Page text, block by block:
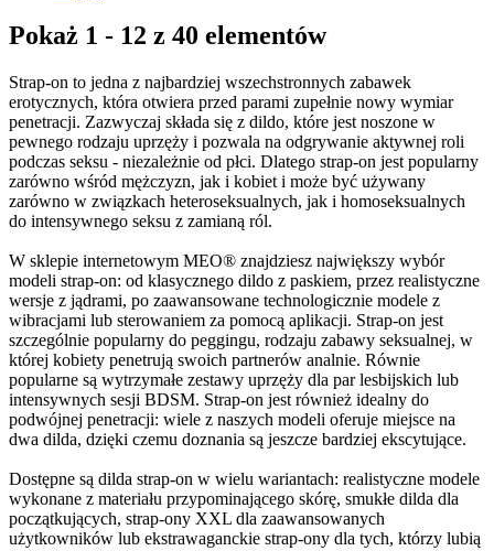
Pokaż 1 - 12 z 40 elementów
Strap-on to jedna z najbardziej wszechstronnych zabawek
erotycznych, która otwiera przed parami zupełnie nowy wymiar
penetracji. Zazwyczaj składa się z dildo, które jest noszone w
pewnego rodzaju uprzęży i pozwala na odgrywanie aktywnej roli
podczas seksu - niezależnie od płci. Dlatego strap-on jest popularny
zarówno wśród mężczyzn, jak i kobiet i może być używany
zarówno w związkach heteroseksualnych, jak i homoseksualnych
do intensywnego seksu z zamianą ról.
W sklepie internetowym MEO® znajdziesz największy wybór
modeli strap-on: od klasycznego dildo z paskiem, przez realistyczne
wersje z jądrami, po zaawansowane technologicznie modele z
wibracjami lub sterowaniem za pomocą aplikacji. Strap-on jest
szczególnie popularny do peggingu, rodzaju zabawy seksualnej, w
której kobiety penetrują swoich partnerów analnie. Równie
popularne są wytrzymałe zestawy uprzęży dla par lesbijskich lub
intensywnych sesji BDSM. Strap-on jest również idealny do
podwójnej penetracji: wiele z naszych modeli oferuje miejsce na
dwa dilda, dzięki czemu doznania są jeszcze bardziej ekscytujące.
Dostępne są dilda strap-on w wielu wariantach: realistyczne modele
wykonane z materiału przypominającego skórę, smukłe dilda dla
początkujących, strap-ony XXL dla zaawansowanych
użytkowników lub ekstrawaganckie strap-ony dla tych, którzy lubią